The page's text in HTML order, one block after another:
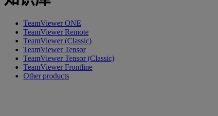
TeamViewer ONE
TeamViewer Remote
TeamViewer (Classic)
TeamViewer Tensor
TeamViewer Tensor (Classic)
TeamViewer Frontline
Other products